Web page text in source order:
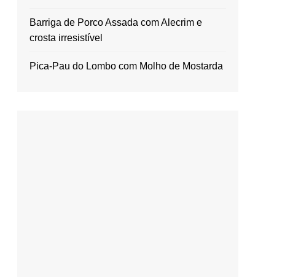
Barriga de Porco Assada com Alecrim e
crosta irresistível
Pica-Pau do Lombo com Molho de Mostarda